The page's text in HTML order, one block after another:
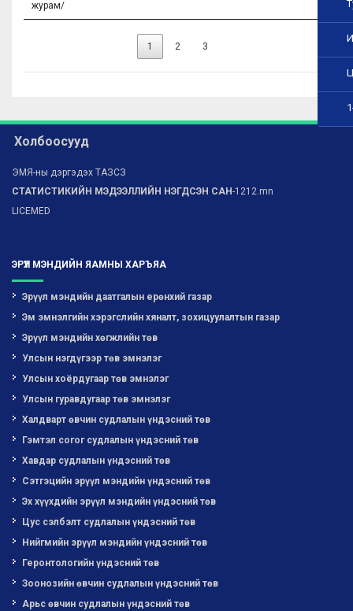
журам/
1 2 3
Холбоосууд
ЭМЯ-ны дэргэдэх ТАЗСЗ
СТАТИСТИКИЙН МЭДЭЭЛЛИЙН НЭГДСЭН САН-1212.mn
LICEMED
ЭРҮҮЛ МЭНДИЙН ЯАМНЫ ХАРЪЯА
Эрүүл мэндийн даатгалын ерөнхий газар
Эм эмнэлгийн хэрэгслийн хяналт, зохицуулалтын газар
Эрүүл мэндийн хөгжлийн төв
Улсын нэгдүгээр төв эмнэлэг
Улсын хоёрдугаар төв эмнэлэг
Улсын гуравдугаар төв эмнэлэг
Халдварт өвчин судлалын үндэсний төв
Гэмтэл согог судлалын үндэсний төв
Хавдар судлалын үндэсний төв
Сэтгэцийн эрүүл мэндийн үндэсний төв
Эх хүүхдийн эрүүл мэндийн үндэсний төв
Цус сэлбэлт судлалын үндэсний төв
Нийгмийн эрүүл мэндийн үндэсний төв
Геронтологийн үндэсний төв
Зоонозийн өвчин судлалын үндэсний төв
Арьс өвчин судлалын үндэсний төв